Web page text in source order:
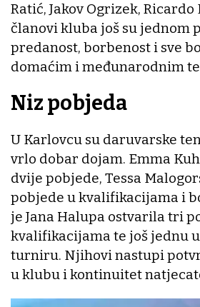
Ratić, Jakov Ogrizek,
članovi kluba još su jednom
predanost, borbenost i sve
domaćim i međunarodnim
Niz pobjeda
U Karlovcu su daruvarske
vrlo dobar dojam. Emma
dvije pobjede, Tessa
pobjede u kvalifikacijama i
je Jana Halupa ostvarila tri
kvalifikacijama te još jednu
turniru. Njihovi nastupi
u klubu i kontinuitet